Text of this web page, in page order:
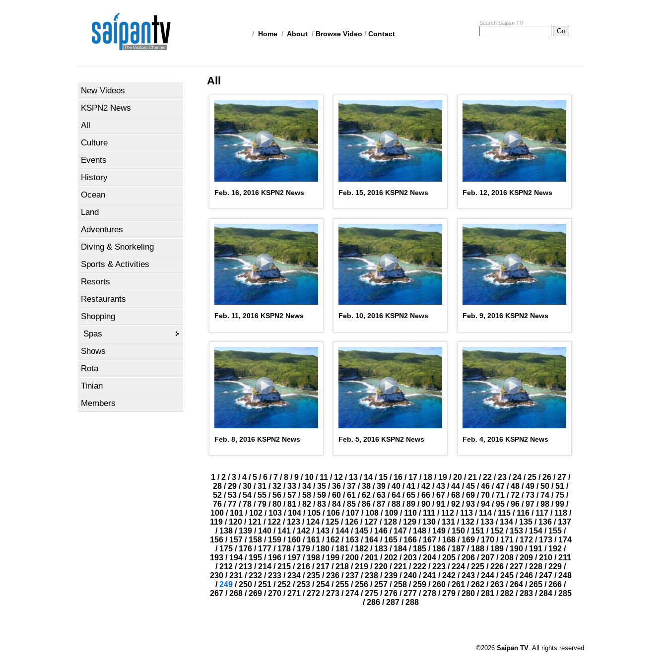
Search Saipan TV
/ Home / About / Browse Video / Contact
New Videos
KSPN2 News
All
Culture
Events
History
Ocean
Land
Adventures
Diving & Snorkeling
Sports & Activities
Resorts
Restaurants
Shopping
Spas
Shows
Rota
Tinian
Members
All
Feb. 16, 2016 KSPN2 News Feb. 15, 2016 KSPN2 News Feb. 12, 2016 KSPN2 News
Feb. 11, 2016 KSPN2 News Feb. 10, 2016 KSPN2 News Feb. 9, 2016 KSPN2 News
Feb. 8, 2016 KSPN2 News Feb. 5, 2016 KSPN2 News Feb. 4, 2016 KSPN2 News
1 / 2 / 3 / 4 / 5 / 6 / 7 / 8 / 9 / 10 / 11 / 12 / 13 / 14 / 15 / 16 / 17 / 18 / 19 / 20 / 21 / 22 / 23 / 24 / 25 / 26 / 27 /
28 / 29 / 30 / 31 / 32 / 33 / 34 / 35 / 36 / 37 / 38 / 39 / 40 / 41 / 42 / 43 / 44 / 45 / 46 / 47 / 48 / 49 / 50 / 51 /
52 / 53 / 54 / 55 / 56 / 57 / 58 / 59 / 60 / 61 / 62 / 63 / 64 / 65 / 66 / 67 / 68 / 69 / 70 / 71 / 72 / 73 / 74 / 75 /
76 / 77 / 78 / 79 / 80 / 81 / 82 / 83 / 84 / 85 / 86 / 87 / 88 / 89 / 90 / 91 / 92 / 93 / 94 / 95 / 96 / 97 / 98 / 99 /
100/ 101/ 102/ 103/ 104/ 105/ 106/ 107/ 108/ 109/ 110/ 111/ 112/ 113/ 114/ 115/ 116/ 117/ 118/
119 / 120 / 121 / 122 / 123 / 124 / 125 / 126 / 127 / 128 / 129 / 130 / 131 / 132 / 133 / 134 / 135 / 136 / 137
/ 138 / 139 / 140 / 141 / 142 / 143 / 144 / 145 / 146 / 147 / 148 / 149 / 150 / 151 / 152 / 153 / 154 / 155 /
156/ 157/ 158/ 159/ 160/ 161/ 162/ 163/ 164/ 165/ 166/ 167/ 168/ 169/ 170/ 171/ 172/ 173/ 174
/ 175 / 176 / 177 / 178 / 179 / 180 / 181 / 182 / 183 / 184 / 185 / 186 / 187 / 188 / 189 / 190 / 191 / 192 /
193 / 194 / 195 / 196 / 197 / 198 / 199 / 200 / 201 / 202 / 203 / 204 / 205 / 206 / 207 / 208 / 209 / 210 / 211
/ 212 / 213 / 214 / 215 / 216 / 217 / 218 / 219 / 220 / 221 / 222 / 223 / 224 / 225 / 226 / 227 / 228 / 229 /
230/ 231/ 232/ 233/ 234/ 235/ 236/ 237/ 238/ 239/ 240/ 241/ 242/ 243/ 244/ 245/ 246/ 247/ 248
/ 249 / 250 / 251 / 252 / 253 / 254 / 255 / 256 / 257 / 258 / 259 / 260 / 261 / 262 / 263 / 264 / 265 / 266 /
267/ 268/ 269/ 270/ 271/ 272/ 273/ 274/ 275/ 276/ 277/ 278/ 279/ 280/ 281/ 282/ 283/ 284/ 285
/ 286/ 287/ 288
©2026 Saipan TV. All rights reserved